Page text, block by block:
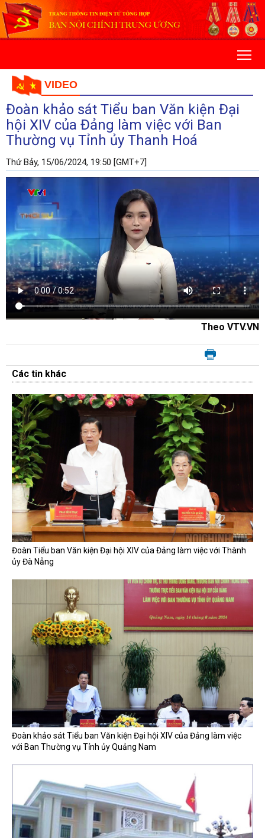
VIDEO
Đoàn khảo sát Tiểu ban Văn kiện Đại
hội XIV của Đảng làm việc với Ban
Thường vụ Tỉnh ủy Thanh Hoá
Thứ Bảy, 15/06/2024, 19:50 [GMT+7]
Theo VTV.VN
Các tin khác
Đoàn Tiểu ban Văn kiện Đại hội XIV của Đảng làm việc với Thành
ủy Đà Nẵng
Đoàn khảo sát Tiểu ban Văn kiện Đại hội XIV của Đảng làm việc
với Ban Thường vụ Tỉnh ủy Quảng Nam